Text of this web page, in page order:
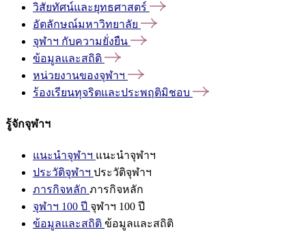
วิสัยทัศน์และยุทธศาสตร์
อัตลักษณ์มหาวิทยาลัย
จุฬาฯ กับความยั่งยืน
ข้อมูลและสถิติ
หน่วยงานของจุฬาฯ
ร้องเรียนทุจริตและประพฤติมิชอบ
รู้จักจุฬาฯ
แนะนำจุฬาฯ แนะนำจุฬาฯ
ประวัติจุฬาฯ ประวัติจุฬาฯ
ภารกิจหลัก ภารกิจหลัก
จุฬาฯ 100 ปี จุฬาฯ 100 ปี
ข้อมูลและสถิติ ข้อมูลและสถิติ